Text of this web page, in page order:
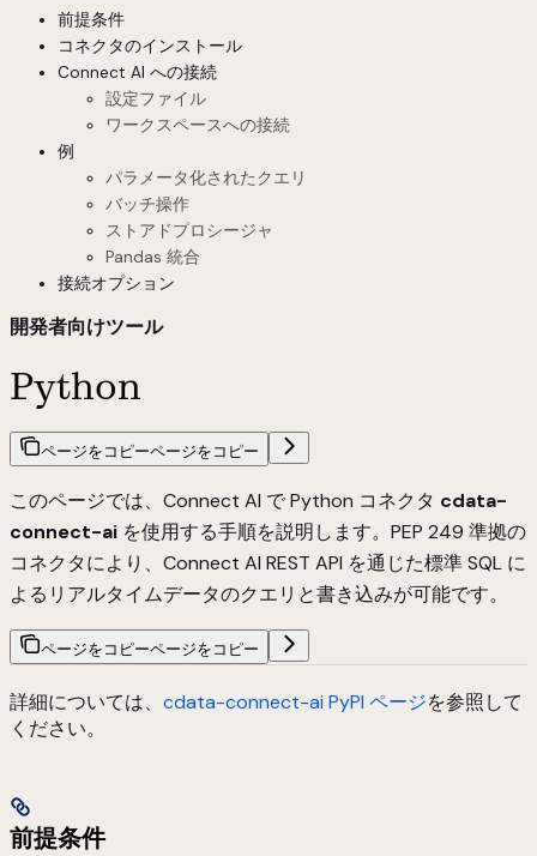
前提条件
コネクタのインストール
Connect AI への接続
設定ファイル
ワークスペースへの接続
例
パラメータ化されたクエリ
バッチ操作
ストアドプロシージャ
Pandas 統合
接続オプション
開発者向けツール
Python
ページをコピーページをコピー
このページでは、Connect AI で Python コネクタ cdata-
connect-ai を使用する手順を説明します。PEP 249 準拠の
コネクタにより、Connect AI REST API を通じた標準 SQL に
よるリアルタイムデータのクエリと書き込みが可能です。
ページをコピーページをコピー
詳細については、 cdata-connect-ai PyPI ページを参照して
ください。
前提条件